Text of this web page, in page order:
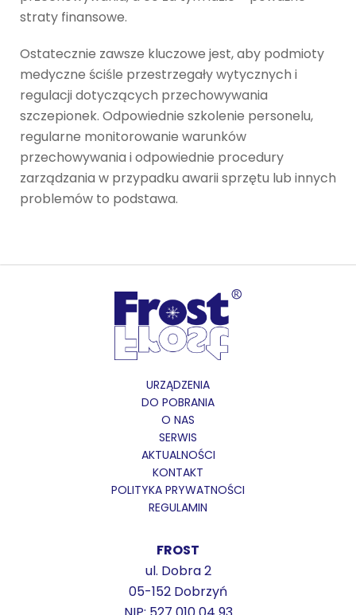
straty finansowe.
Ostatecznie zawsze kluczowe jest, aby podmioty
medyczne ściśle przestrzegały wytycznych i
regulacji dotyczących przechowywania
szczepionek. Odpowiednie szkolenie personelu,
regularne monitorowanie warunków
przechowywania i odpowiednie procedury
zarządzania w przypadku awarii sprzętu lub innych
problemów to podstawa.
URZĄDZENIA
DO POBRANIA
O NAS
SERWIS
AKTUALNOŚCI
KONTAKT
POLITYKA PRYWATNOŚCI
REGULAMIN
FROST
ul. Dobra 2
05-152 Dobrzyń